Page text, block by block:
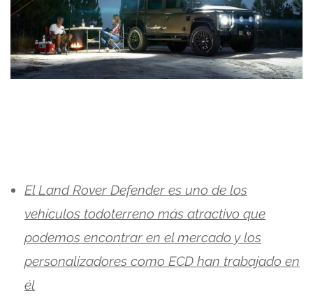
El Land Rover Defender es uno de los
vehículos todoterreno más atractivo que
podemos encontrar en el mercado y los
personalizadores como ECD han trabajado en
él